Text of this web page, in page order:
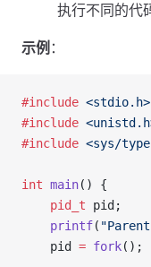
执行不同的代
示例 ：
#include <stdio.h>
#include
#include <sys/
int main() {
    pid_t
pid;
    printf
(
    pid
= fork();